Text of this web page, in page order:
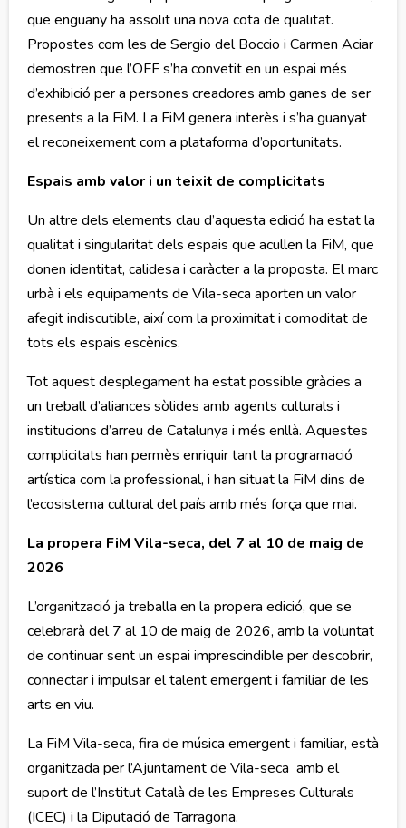
que enguany ha assolit una nova cota de qualitat.
Propostes com les de Sergio del Boccio i Carmen Aciar
demostren que l’OFF s’ha convetit en un espai més
d’exhibició per a persones creadores amb ganes de ser
presents a la FiM. La FiM genera interès i s’ha guanyat
el reconeixement com a plataforma d’oportunitats.
Espais amb valor i un teixit de complicitats
Un altre dels elements clau d’aquesta edició ha estat la
qualitat i singularitat dels espais que acullen la FiM, que
donen identitat, calidesa i caràcter a la proposta. El marc
urbà i els equipaments de Vila-seca aporten un valor
afegit indiscutible, així com la proximitat i comoditat de
tots els espais escènics.
Tot aquest desplegament ha estat possible gràcies a
un treball d’aliances sòlides amb agents culturals i
institucions d’arreu de Catalunya i més enllà. Aquestes
complicitats han permès enriquir tant la programació
artística com la professional, i han situat la FiM dins de
l’ecosistema cultural del país amb més força que mai.
La propera FiM Vila-seca, del 7 al 10 de maig de
2026
L’organització ja treballa en la propera edició, que se
celebrarà del 7 al 10 de maig de 2026, amb la voluntat
de continuar sent un espai imprescindible per descobrir,
connectar i impulsar el talent emergent i familiar de les
arts en viu.
La FiM Vila-seca, fira de música emergent i familiar, està
organitzada per l’Ajuntament de Vila-seca amb el
suport de l’Institut Català de les Empreses Culturals
(ICEC) i la Diputació de Tarragona.